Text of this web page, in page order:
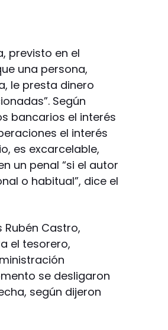
previsto en el
una persona,
le presta dinero
Según
bancarios el interés
el interés
es excarcelable,
un penal “si el autor
o habitual”, dice el
Castro,
el tesorero,
se desligaron
según dijeron